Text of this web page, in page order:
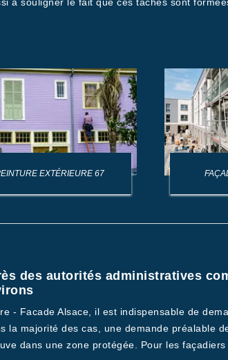
EXTÉRIEURE 67
des autorités administratives
- Facade Alsace, il est indispensable de
la majorité des cas, une demande préalable
dans une zone protégée. Pour les